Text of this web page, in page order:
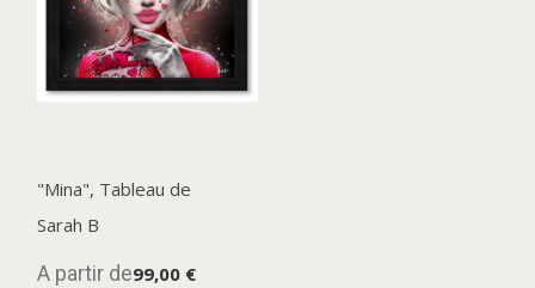
"Mina", Tableau de
Sarah B
A partir de99,00 €